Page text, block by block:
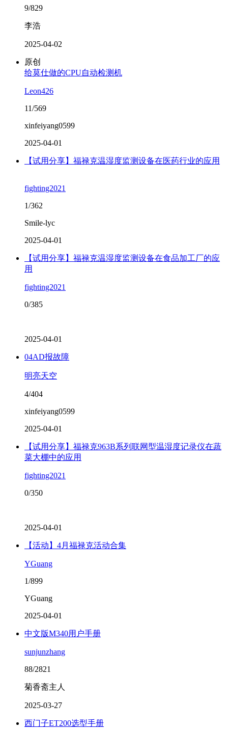
9/829
李浩
2025-04-02
原创
给莫仕做的CPU自动检测机
Leon426
11/569
xinfeiyang0599
2025-04-01
【试用分享】福禄克温湿度监测设备在医药行业的应用
fighting2021
1/362
Smile-lyc
2025-04-01
【试用分享】福禄克温湿度监测设备在食品加工厂的应
用
fighting2021
0/385
2025-04-01
04AD报故障
明亮天空
4/404
xinfeiyang0599
2025-04-01
【试用分享】福禄克963B系列联网型温湿度记录仪在蔬
菜大棚中的应用
fighting2021
0/350
2025-04-01
【活动】4月福禄克活动合集
YGuang
1/899
YGuang
2025-04-01
中文版M340用户手册
sunjunzhang
88/2821
菊香斋主人
2025-03-27
西门子ET200选型手册